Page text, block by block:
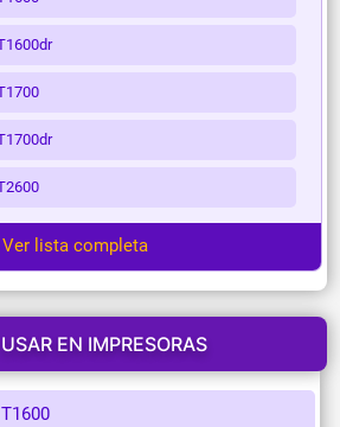
Ver lista completa
USAR EN IMPRESORAS